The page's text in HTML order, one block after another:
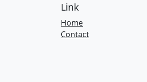
Link
Home
Contact